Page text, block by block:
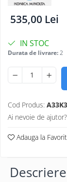
535,00 Lei
IN STOC
Durata de livrare:2
Cod Produs:
Ai nevoie de ajutor?
Adauga la
Descriere